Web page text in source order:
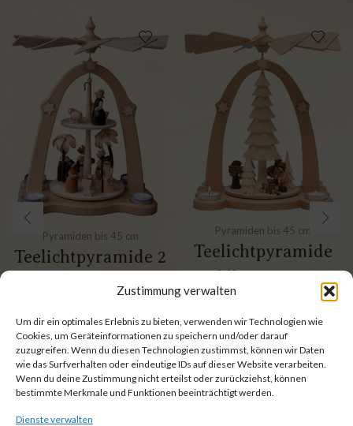
Zustimmung verwalten
Um dir ein optimales Erlebnis zu bieten, verwenden wir Technologien wie
Cookies, um Geräteinformationen zu speichern und/oder darauf
zuzugreifen. Wenn du diesen Technologien zustimmst, können wir Daten
wie das Surfverhalten oder eindeutige IDs auf dieser Website verarbeiten.
Wenn du deine Zustimmung nicht erteilst oder zurückziehst, können
bestimmte Merkmale und Funktionen beeinträchtigt werden.
Dienste verwalten
Pyramiden bis 45 cm
Teelichtpyramide 2
stöckig Christi
149,90€ 149,90€
inkl. 19 % MwSt.
zzgl.Versandkosten
Pyramiden bis 45 cm
Teelichtpyramide
Waldleute – 38 cm
inkl. 19 % MwSt.
zzgl.Versandkosten